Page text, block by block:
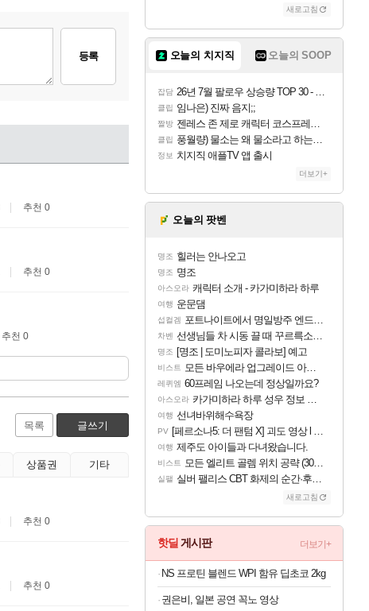
등록
추천 0
추천 0
추천 0
목록 글쓰기
상품권 기타
추천 0
추천 0
새로고침
오늘의 치지직 오늘의 SOOP
잡담 26년 7월 팔로우 상승량 TOP 30 - 월간 치지직
클립 임나은) 진짜 음지;;
짤방 젠레스 존 제로 캐릭터 코스프레한 꽁주
클립 풍월량) 물소는 왜 물소라고 하는거야? 아! 그만 ㅋㅋ 알았어 ㅋㅋ
정보 치지직 애플TV 앱 출시
더보기+
오늘의 팟벤
명조 힐러는 안나오고
명조 명조
아스오라 캐릭터 소개 - 카가미하라 하루
여행 운문댐
섭컬겜 포트나이트에서 명일방주 엔드필드 [펠리카] 판매 예정
차벤 선생님들 차 시동 끌 때 꾸르륵소리나는데
명조 [명조 | 도미노피자 콜라보] 예고
비스트 모든 바우에라 업그레이드 아이템 획득 위치 공략 (89개)
레퀴엠 60프레임 나오는데 정상일까요?
아스오라 카가미하라 하루 성우 정보 및 주요 필모
여행 선녀바위해수욕장
PV [페르소나5: 더 팬텀 X] 괴도 영상 l 타카마키 안·댄싱 스타
여행 제주도 아이들과 다녀왔습니다.
비스트 모든 엘리트 골렘 위치 공략 (30개) - 방랑 결투가
실팰 실버 팰리스 CBT 화제의 순간·후기 모음
새로고침
핫딜 게시판 더보기+
NS 프로틴 블렌드 WPI 함유 딥초코 2kg
권은비, 일본 공연 꼭노 영상